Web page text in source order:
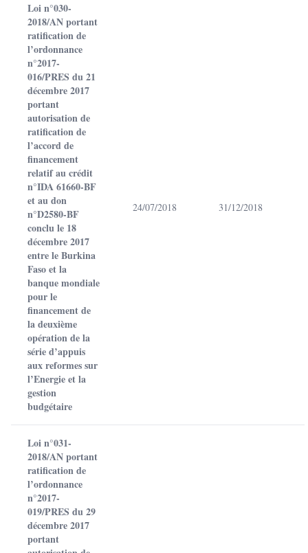
Loi n°030-
2018/AN portant
ratification de
l’ordonnance
n°2017-
016/PRES du 21
décembre 2017
portant
autorisation de
ratification de
l’accord de
financement
relatif au crédit
n°IDA 61660-BF
et au don
n°D2580-BF
conclu le 18
décembre 2017
entre le Burkina
Faso et la
banque mondiale
pour le
financement de
la deuxième
opération de la
série d’appuis
aux reformes sur
l’Energie et la
gestion
budgétaire
24/07/2018 31/12/2018
Loi n°031-
2018/AN portant
ratification de
l’ordonnance
n°2017-
019/PRES du 29
décembre 2017
portant